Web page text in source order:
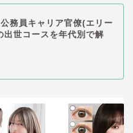
務員キャリア官僚(エリー
出世コースを年代別で解